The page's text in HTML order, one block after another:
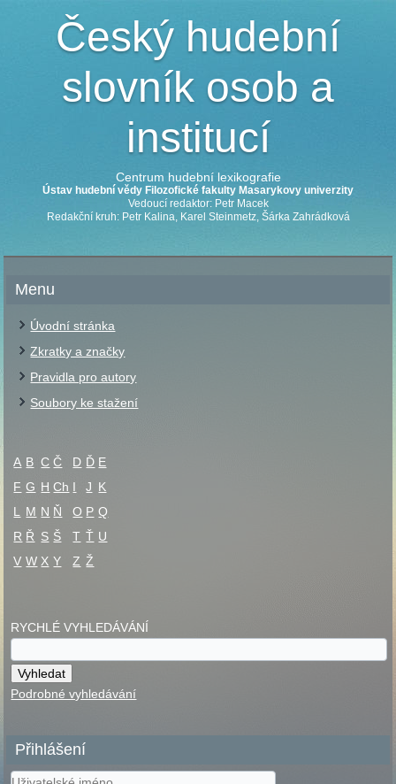
Český hudební
slovník osob a
institucí
Centrum hudební lexikografie
Ústav hudební vědy Filozofické fakulty Masarykovy univerzity
Vedoucí redaktor: Petr Macek
Redakční kruh: Petr Kalina, Karel Steinmetz, Šárka Zahrádková
Menu
Úvodní stránka
Zkratky a značky
Pravidla pro autory
Soubory ke stažení
A B C Č D Ď E
F G H Ch I J K
L
M N Ň O P Q
R Ř S Š T Ť U
V W X Y Z Ž
RYCHLÉ VYHLEDÁVÁNÍ
Podrobné vyhledávání
Přihlášení